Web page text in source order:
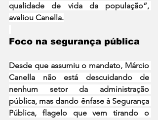
qualidade de vida da população”,
avaliou Canella.
Foco na segurança pública
Desde que assumiu o mandato, Márcio
Canella não está descuidando de
nenhum setor da administração
pública, mas dando ênfase à Segurança
Pública, flagelo que vem tirando o